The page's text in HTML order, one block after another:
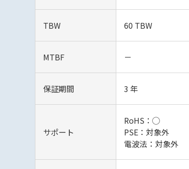
TBW 60 TBW
MTBF －
保証期間 3 年
サポート
RoHS：◯
PSE：対象外
電波法：対象外